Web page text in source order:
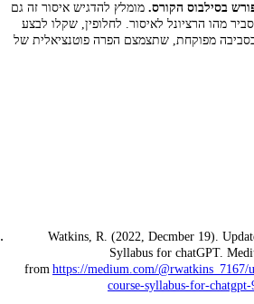
בסילבוס הקורס. מומלץ להדגיש איסור זה גם
מהו הרציונל לאיסור. לחלופין, שקלו לבצע
מפוקחת, שתצמצם הפרה פוטנציאלית של
Watkins, R. (2022, Decmber 19).
Syllabus for chatGPT.
from https://medium.com/@rwatkins_7167/
course-syllabus-for-